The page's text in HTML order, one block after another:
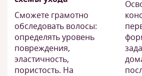
Сможете грамотно
обследовать волосы:
определять уровень
повреждения,
эластичность,
пористость. На